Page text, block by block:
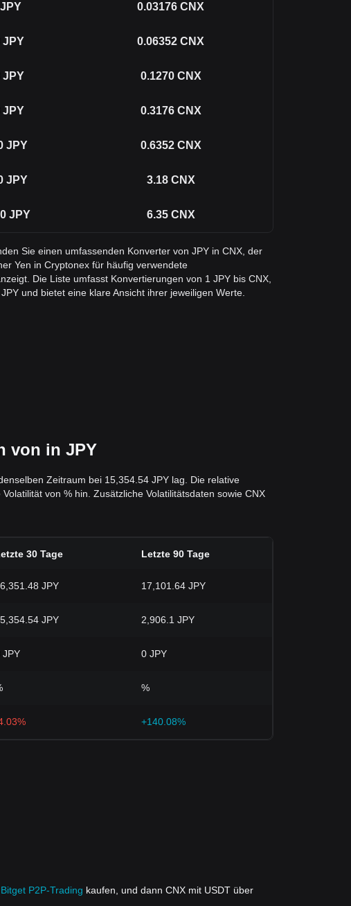
JPY 0.03176 CNX
JPY 0.06352 CNX
JPY 0.1270 CNX
JPY 0.3176 CNX
JPY 0.6352 CNX
JPY 3.18 CNX
JPY 6.35 CNX
Sie einen umfassenden Konverter von JPY in CNX, der
Yen in Cryptonex für häufig verwendete
Die Liste umfasst Konvertierungen von 1 JPY bis CNX,
und bietet eine klare Ansicht ihrer jeweiligen Werte.
von in JPY
Zeitraum bei 15,354.54 JPY lag. Die relative
von % hin. Zusätzliche Volatilitätsdaten sowie CNX
30 Tage Letzte 90 Tage
JPY 17,101.64 JPY
JPY 2,906.1 JPY
JPY 0 JPY
%
+140.08%
Bitget P2P-Trading kaufen, und dann CNX mit USDT über